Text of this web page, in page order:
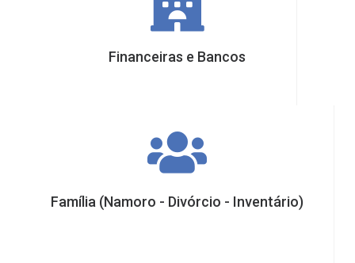
Financeiras e Bancos
Família (Namoro - Divórcio - Inventário)